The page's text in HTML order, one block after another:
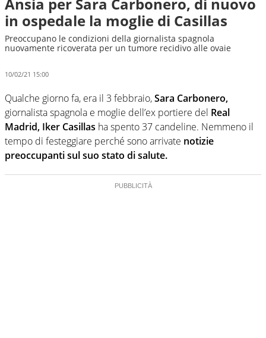
in ospedale la moglie di Casillas
Preoccupano le condizioni della giornalista spagnola
nuovamente ricoverata per un tumore recidivo alle ovaie
10/02/21 15:00
Qualche giorno fa, era il 3 febbraio,Sara Carbonero,
giornalista spagnola e moglie dell’ex portiere del Real
Madrid, Iker Casillas ha spento 37 candeline. Nemmeno il
tempo di festeggiare perché sono arrivate notizie
preoccupanti sul suo stato di salute.